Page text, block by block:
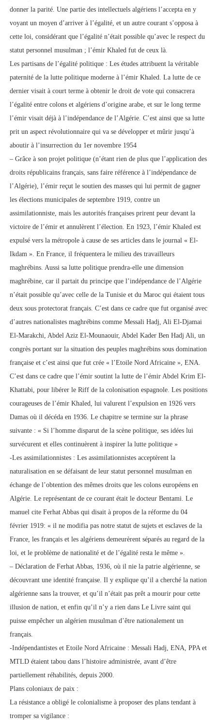
donner la parité. Une partie des intellectuels algériens l’accepta en y
voyant un moyen d’arriver à l’égalité, et un autre courant s’opposa à
cette loi, considérant que l’égalité n’était possible qu’avec le respect du
statut personnel musulman ; l’émir Khaled fut de ceux là.
Les partisans de l’égalité politique : Les études attribuent la véritable
paternité de la lutte politique moderne à l’émir Khaled. La lutte de ce
dernier visait à court terme à obtenir le droit de vote qui consacrera
l’égalité entre colons et algériens d’origine arabe, et sur le long terme
l’émir visait déjà à l’indépendance de l’Algérie. C’est ainsi que sa lutte
prit un aspect révolutionnaire qui va se développer et mûrir jusqu’à
aboutir à l’insurrection du 1er novembre 1954
– Grâce à son projet politique (n’étant rien de plus que l’application des
droits républicains français, sans faire référence à l’indépendance de
l’Algérie), l’émir reçut le soutien des masses qui lui permit de gagner
les élections municipales de septembre 1919, contre un
assimilationniste, mais les autorités françaises prirent peur devant la
victoire de l’émir et annulèrent l’élection. En 1923, l’émir Khaled est
expulsé vers la métropole à cause de ses articles dans le journal « El-
Ikdam ». En France, il fréquentera le milieu des travailleurs
maghrébins. Aussi sa lutte politique prendra-elle une dimension
maghrébine, car il partait du principe que l’indépendance de l’Algérie
n’était possible qu’avec celle de la Tunisie et du Maroc qui étaient tous
deux sous protectorat français. C’est dans ce cadre que fut organisé avec
d’autres nationalistes maghrébins comme Messali Hadj, Ali El-Djamai
El-Marakchi, Abdel Aziz El-Mounaouir, Abdel Kader Ben Hadj Ali, un
congrès portant sur la situation des peuples maghrébins sous domination
française et c’est ainsi que fut crée « l’Etoile Nord Africaine », ENA.
C’est dans ce cadre que l’émir soutint la lutte de l’émir Abdel Krim El-
Khattabi, pour libérer le Riff de la colonisation espagnole. Les positions
courageuses de l’émir Khaled, lui valurent l’expulsion en 1926 vers
Damas où il décéda en 1936. Le chapitre se termine sur la phrase
suivante : « Si l’homme disparut de la scène politique, ses idées lui
survécurent et elles continuèrent à inspirer la lutte politique »
-Les assimilationnistes : Les assimilationnistes acceptèrent la
naturalisation en se défaisant de leur statut personnel musulman en
échange de l’obtention des mêmes droits que les colons européens en
Algérie. Le représentant de ce courant était le docteur Bentami. Le
manuel cite Ferhat Abbas qui disait à propos de la réforme du 04
février 1919: « il ne modifia pas notre statut de sujets et esclaves de la
France, les français et les algériens demeurèrent séparés au regard de la
loi, et le problème de nationalité et de l’égalité resta le même ».
– Déclaration de Ferhat Abbas, 1936, où il nie la patrie algérienne, se
découvrant une identité française. Il y explique qu’il a cherché la nation
algérienne sans la trouver, et qu’il n’était pas prêt a mourir pour cette
illusion de nation, et enfin qu’il n’y a rien dans Le Livre saint qui
puisse empêcher un algérien musulman d’être nationalement un
français.
-Indépendantistes et Etoile Nord Africaine : Messali Hadj, ENA, PPA et
MTLD étaient tabou dans l’histoire administrée, avant d’être
partiellement réhabilités, depuis 2000.
Plans coloniaux de paix :
La résistance a obligé le colonialisme à proposer des plans tendant à
tromper sa vigilance :